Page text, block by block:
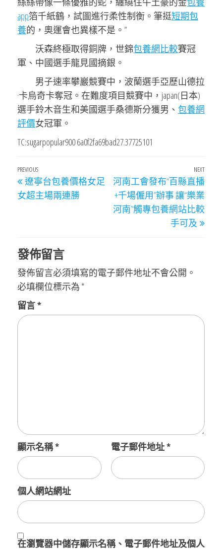
app箔千紙鶴，試圖進行柔性制衡。筆挺短期包
養的，奧運會也異樣不是。”
沃森終極取得銅牌，世錦包養網比較賽冠
軍、中國選手龍見國摘銀。
男子速率攀巖競賽中，波蘭選手亞歷山德拉
·卡烏奇卡奪冠。在難度項目競賽中，japan(日本)
選手鈴木音生和美國選手桑德斯分獲男、 包養網
評價女冠軍。
TC:sugarpopular900 6a0f2fa69bad27.37725101
文
章
導
Previous
Post
PREVIOUS
遼寧台包養價格女足
女超主場兩連勝
Next
Post
NEXT
河南工會發布“百縣直播
+千場僱用”辦事 讓“樂業
河南”觸專包養網站比較
手可及
發佈留言
發佈留言必須填寫的電子郵件地址不會公開。
必填欄位標示為 *
留言*
顯示名稱* 電子郵件地址*
個人網站網址
在瀏覽器中儲存顯示名稱、電子郵件地址及個人